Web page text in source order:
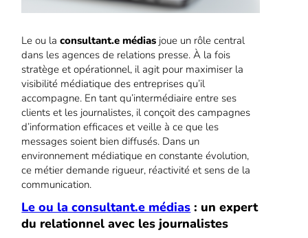
Le ou laconsultant.e médias joue un rôle central
dans les agences de relations presse. À la fois
stratège et opérationnel, il agit pour maximiser la
visibilité médiatique des entreprises qu’il
accompagne. En tant qu’intermédiaire entre ses
clients et les journalistes, il conçoit des campagnes
d’information efficaces et veille à ce que les
messages soient bien diffusés. Dans un
environnement médiatique en constante évolution,
ce métier demande rigueur, réactivité et sens de la
communication.
Le ou la consultant.e médias : un expert
du relationnel avec les journalistes